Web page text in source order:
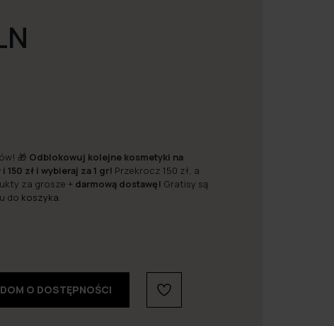
🎁 Odblokowuj kolejne kosmetyki na
150 zł i wybieraj za 1 gr! Przekrocz 150 zł, a
za grosze + darmową dostawę! Gratisy są
do koszyka.
O DOSTĘPNOŚCI